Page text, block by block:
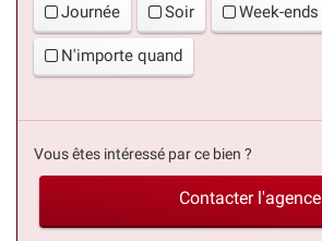
Journée Soir Week-ends
N'importe quand
Vous êtes intéressé par ce bien ?
Contacter l'agence